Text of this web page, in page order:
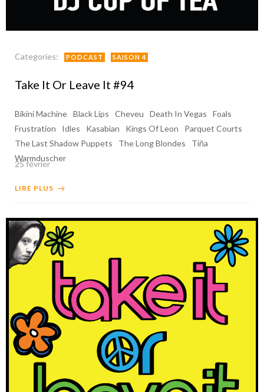
Categories: PODCAST SAISON 4
Take It Or Leave It #94
Bikini Machine Black Lips Cheveu Death In Vegas
Foals
Frustration
Idles Kasabian Kings Of Leon
Parquet Courts
The Last Shadow Puppets
The Long Blondes
Tiña
Warmduscher
25 février
LIRE PLUS